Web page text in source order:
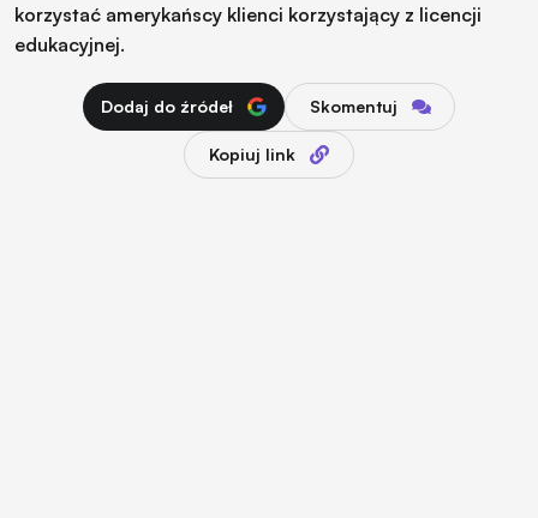
korzystać amerykańscy klienci korzystający z licencji
edukacyjnej.
Dodaj do źródeł Skomentuj
Kopiuj link